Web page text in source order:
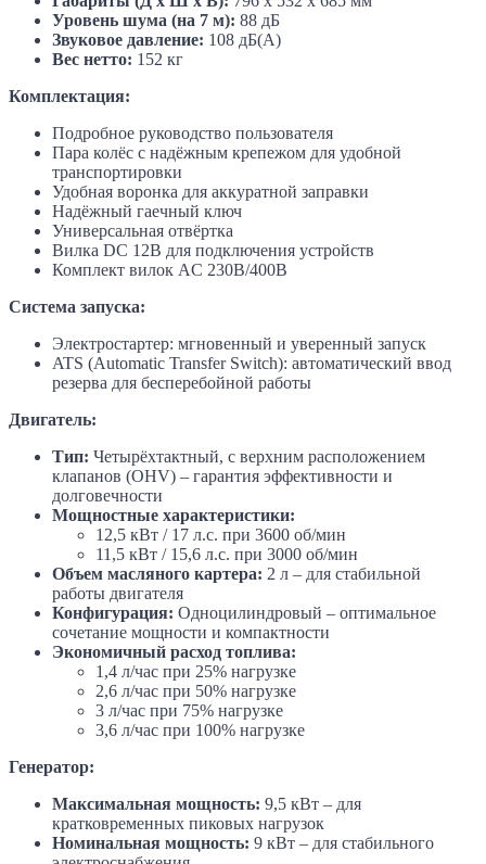
Уровень шума (на 7 м): 88 дБ
Звуковое давление: 108 дБ(А)
Вес нетто: 152 кг
Комплектация:
Подробное руководство пользователя
Пара колёс с надёжным крепежом для удобной
транспортировки
Удобная воронка для аккуратной заправки
Надёжный гаечный ключ
Универсальная отвёртка
Вилка DC 12B для подключения устройств
Комплект вилок AC 230В/400В
Система запуска:
Электростартер: мгновенный и уверенный запуск
ATS (Automatic Transfer Switch): автоматический ввод
резерва для бесперебойной работы
Двигатель:
Тип: Четырёхтактный, с верхним расположением
клапанов (OHV) – гарантия эффективности и
долговечности
Мощностные характеристики:
12,5 кВт / 17 л.с. при 3600 об/мин
11,5 кВт / 15,6 л.с. при 3000 об/мин
Объем масляного картера: 2 л – для стабильной
работы двигателя
Конфигурация: Одноцилиндровый – оптимальное
сочетание мощности и компактности
Экономичный расход топлива:
1,4 л/час при 25% нагрузке
2,6 л/час при 50% нагрузке
3 л/час при 75% нагрузке
3,6 л/час при 100% нагрузке
Генератор:
Максимальная мощность: 9,5 кВт – для
кратковременных пиковых нагрузок
Номинальная мощность: 9 кВт – для стабильного